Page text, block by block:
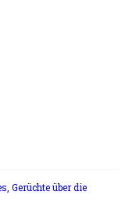
Gerüchte über die